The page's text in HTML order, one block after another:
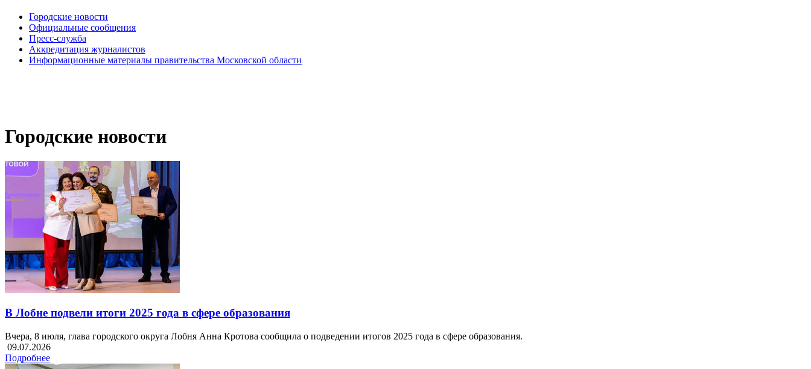
Городские новости
Официальные сообщения
Пресс-служба
Аккредитация журналистов
Информационные материалы правительства Московской области
Городские новости
В Лобне подвели итоги 2025 года в сфере образования
Вчера, 8 июля, глава городского округа Лобня Анна Кротова сообщила о подведении итогов 2025 года в сфере образования.
09.07.2026
Подробнее